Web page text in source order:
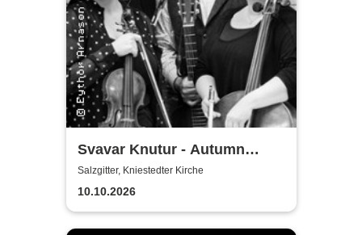
Svavar Knutur - Autumn
String Trio Tour
Salzgitter, Kniestedter Kirche
10.10.2026